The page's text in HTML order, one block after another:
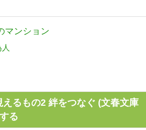
マンション
るもの2 絆をつなぐ (文春文庫
る